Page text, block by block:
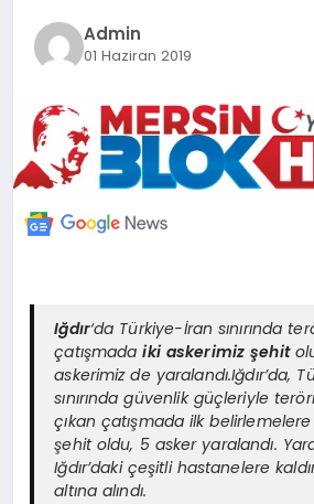
SPOR
Admin
01 Haziran 2019
Iğdır‘da Türkiye-İran sınırında
çatışmada iki askerimiz şehit
askerimiz de yaralandı.Iğdır’da,
sınırında güvenlik güçleriyle
çıkan çatışmada ilk
şehit oldu, 5 asker yaralandı.
Iğdır’daki çeşitli hastanelere
altına alındı.